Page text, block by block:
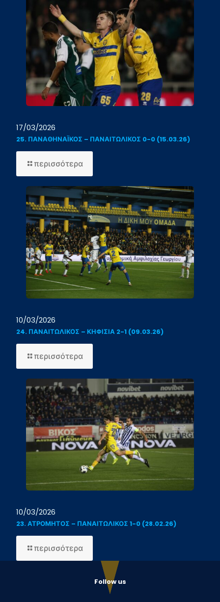
17/03/2026
25. ΠΑΝΑΘΗΝΑΪΚΟΣ – ΠΑΝΑΙΤΩΛΙΚΟΣ 0-0 (15.03.26)
περισσότερα-
25.
–
ΠΑΝΑΙΤΩΛΙΚΟΣ
0-
0
(15.03.26)
10/03/2026
24. ΠΑΝΑΙΤΩΛΙΚΟΣ – ΚΗΦΙΣΙΑ 2-1 (09.03.26)
περισσότερα-
24.
–
ΚΗΦΙΣΙΑ
2-
1
(09.03.26)
10/03/2026
23. ΑΤΡΟΜΗΤΟΣ – ΠΑΝΑΙΤΩΛΙΚΟΣ 1-0 (28.02.26)
περισσότερα-
23.
ΑΤΡΟΜΗΤΟΣ
ΠΑΝΑΙΤΩΛΙΚΟΣ
Follow us